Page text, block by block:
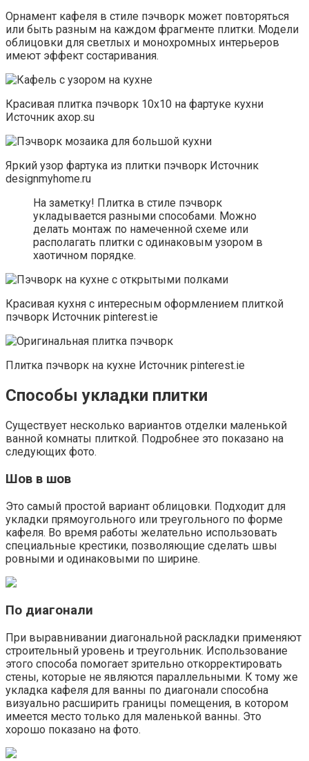
Орнамент кафеля в стиле пэчворк может повторяться
или быть разным на каждом фрагменте плитки. Модели
облицовки для светлых и монохромных интерьеров
имеют эффект состаривания.
Красивая плитка пэчворк 10х10 на фартуке кухни
Источник axop.su
Яркий узор фартука из плитки пэчворк Источник
designmyhome.ru
На заметку! Плитка в стиле пэчворк
укладывается разными способами. Можно
делать монтаж по намеченной схеме или
располагать плитки с одинаковым узором в
хаотичном порядке.
Красивая кухня с интересным оформлением плиткой
пэчворк Источник pinterest.ie
Плитка пэчворк на кухне Источник pinterest.ie
Способы укладки плитки
Существует несколько вариантов отделки маленькой
ванной комнаты плиткой. Подробнее это показано на
следующих фото.
Шов в шов
Это самый простой вариант облицовки. Подходит для
укладки прямоугольного или треугольного по форме
кафеля. Во время работы желательно использовать
специальные крестики, позволяющие сделать швы
ровными и одинаковыми по ширине.
По диагонали
При выравнивании диагональной раскладки применяют
строительный уровень и треугольник. Использование
этого способа помогает зрительно откорректировать
стены, которые не являются параллельными. К тому же
укладка кафеля для ванны по диагонали способна
визуально расширить границы помещения, в котором
имеется место только для маленькой ванны. Это
хорошо показано на фото.